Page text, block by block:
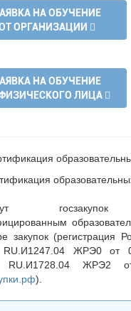
НА ОБУЧЕНИЕ
ОРГАНИЗАЦИИ
НА ОБУЧЕНИЕ
ЛИЦА
госзакупок
закупок (регистрация
ЖРЭ0 от
ЖРЭ2 от
).